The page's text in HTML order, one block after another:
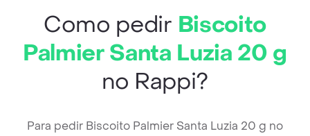
Como pedir Biscoito
Palmier Santa Luzia 20 g
no Rappi?
Para pedir Biscoito Palmier Santa Luzia 20 g no